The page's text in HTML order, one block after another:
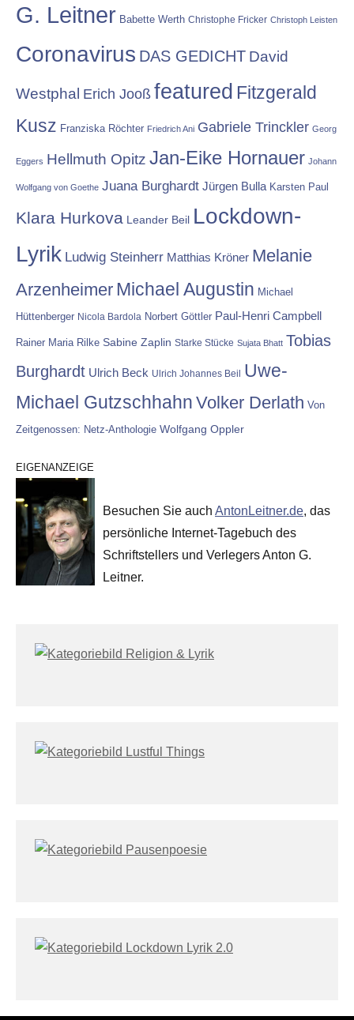
G. Leitner Babette Werth Christophe Fricker Christoph Leisten
Coronavirus DAS GEDICHT David
Westphal Erich Jooß featured Fitzgerald
Kusz Franziska Röchter Friedrich Ani Gabriele Trinckler Georg
Eggers Hellmuth Opitz Jan-Eike Hornauer Johann
Wolfgang von Goethe Juana Burghardt Jürgen Bulla Karsten Paul
Klara Hurkova Leander Beil Lockdown-
Lyrik Ludwig Steinherr Matthias Kröner Melanie
Arzenheimer Michael Augustin Michael
Hüttenberger Nicola Bardola Norbert Göttler Paul-Henri Campbell
Rainer Maria Rilke Sabine Zaplin Starke Stücke Sujata Bhatt Tobias
Burghardt Ulrich Beck Ulrich Johannes Beil Uwe-
Michael Gutzschhahn Volker Derlath Von
Zeitgenossen: Netz-Anthologie Wolfgang Oppler
EIGENANZEIGE
Besuchen Sie auch AntonLeitner.de, das
persönliche Internet-Tagebuch des
Schriftstellers und Verlegers Anton G.
Leitner.